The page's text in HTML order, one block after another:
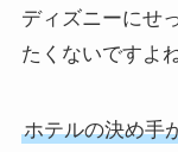
ディズニーにせ
たくないですよ
ホテルの決め手